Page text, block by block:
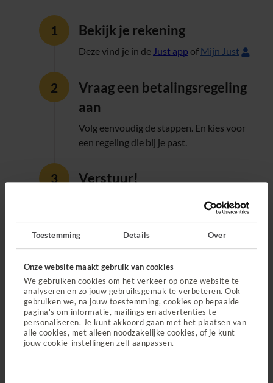
Toestemming Details Over
Onze website maakt gebruik van cookies
We gebruiken cookies om het verkeer op onze website te
analyseren en zo jouw gebruiksgemak te verbeteren. Ook
gebruiken we, na jouw toestemming, cookies op bepaalde
pagina's om informatie, mailings en advertenties te
personaliseren. Je kunt akkoord gaan met het plaatsen van
alle cookies, met alleen noodzakelijke cookies, of je kunt
jouw cookie-instellingen zelf aanpassen.
Bekijk je rekening
Deze vind je in de Just app of Mijn Just
Vraag een betalingsregeling
aan
Volg eenvoudig de stappen. En kies voor
een regeling die bij je past.
Verstuur!
Je ontvangt binnen 3 werkdagen een
Wanneer kun je een
betalingsregeling aanvragen?
Je kunt een betalingsregeling aanvragen als je:
Een rekening hebt van € 50 of meer
Gekozen hebt voor een eigen risico van € 385